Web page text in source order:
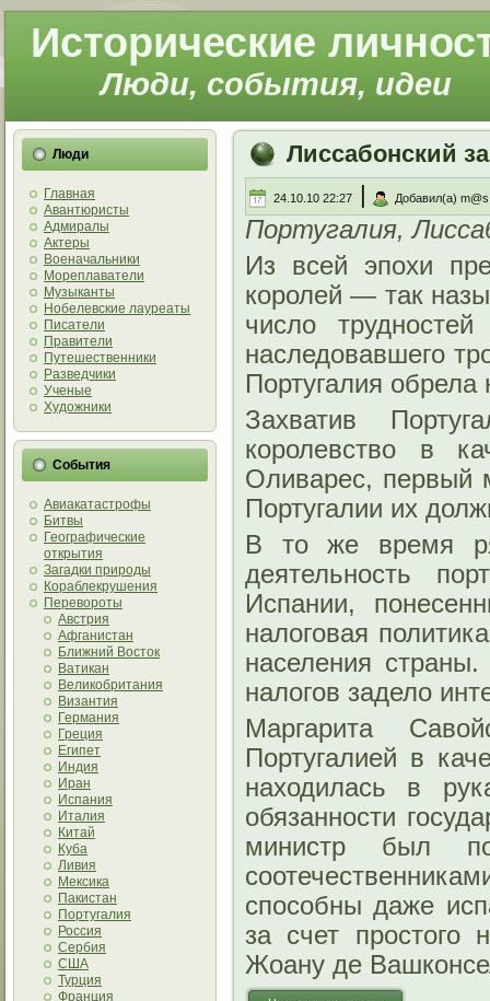
Исторические
Люди, события, идеи
Люди
Главная
Авантюристы
Адмиралы
Актеры
Военачальники
Мореплаватели
Музыканты
Нобелевские лауреаты
Писатели
Правители
Путешественники
Разведчики
Ученые
Художники
События
Авиакатастрофы
Битвы
Географические
открытия
Загадки природы
Кораблекрушения
Перевороты
Австрия
Афганистан
Ближний Восток
Ватикан
Великобритания
Византия
Германия
Греция
Египет
Индия
Иран
Испания
Италия
Китай
Куба
Ливия
Мексика
Пакистан
Португалия
Россия
Сербия
США
Турция
Франция
Лиссабонский
24.10.10 22:27 | Добавил(а) m@s
Португалия,
Из всей эпохи
королей — так
число
наследовавшего
Португалия обрела
Захватив
королевство в
Оливарес, первый
Португалии их
В то же время
деятельность
Испании,
налоговая
населения
налогов задело
Маргарита
Португалией в
находилась в
обязанности
министр был
способны даже
за счет простого
Жоану де